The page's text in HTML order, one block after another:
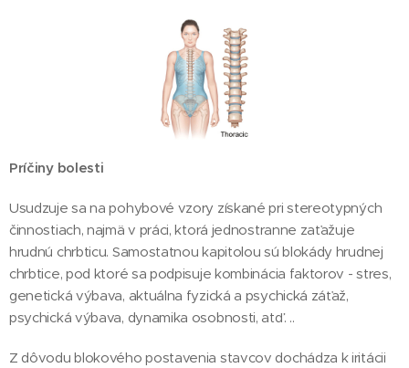
Príčiny bolesti
Usudzuje sa na pohybové vzory získané pri stereotypných
činnostiach, najmä v práci, ktorá jednostranne zaťažuje
hrudnú chrbticu. Samostatnou kapitolou sú blokády hrudnej
chrbtice, pod ktoré sa podpisuje kombinácia faktorov - stres,
genetická výbava, aktuálna fyzická a psychická záťaž,
psychická výbava, dynamika osobnosti, atď. ..
Z dôvodu blokového postavenia stavcov dochádza k iritácii